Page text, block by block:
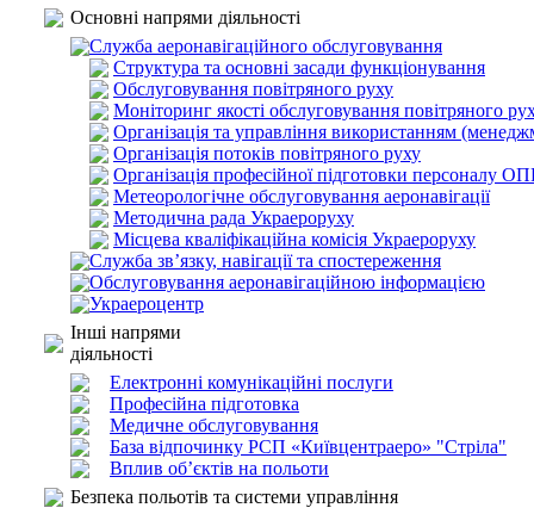
Основні напрями діяльності
Служба аеронавігаційного обслуговування
Структура та основні засади функціонування
Обслуговування повітряного руху
Моніторинг якості обслуговування повітряного
Організація та управління використанням
Організація потоків повітряного руху
Організація професійної підготовки персоналу
Метеорологічне обслуговування аеронавігації
Методична рада Украероруху
Місцева кваліфікаційна комісія Украероруху
Служба зв’язку, навігації та спостереження
Обслуговування аеронавігаційною інформацією
Украероцентр
Інші напрями
діяльності
Електронні комунікаційні послуги
Професійна підготовка
Медичне обслуговування
База відпочинку РСП «Київцентраеро» "Стріла"
Вплив об’єктів на польоти
Безпека польотів та системи управління